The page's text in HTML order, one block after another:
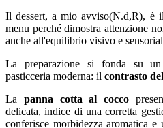
Il dessert, a mio avviso(N.d,R), è
menu perché dimostra attenzione
anche all'equilibrio visivo e
La preparazione si fonda su
pasticceria moderna: il contrasto
La panna cotta al cocco
delicata, indice di una corretta
conferisce morbidezza aromatica e